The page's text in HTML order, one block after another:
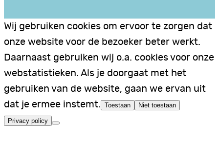
Wij gebruiken cookies om ervoor te zorgen dat
onze website voor de bezoeker beter werkt.
Daarnaast gebruiken wij o.a. cookies voor onze
webstatistieken. Als je doorgaat met het
gebruiken van de website, gaan we ervan uit
dat je ermee instemt. Toestaan Niet toestaan
Privacy policy